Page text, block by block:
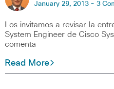
January 29, 2013 - 3
Los invitamos a revisar la
System Engineer de Cisco
comenta
Read More